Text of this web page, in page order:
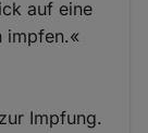
auf eine
impfen.«
Impfung.